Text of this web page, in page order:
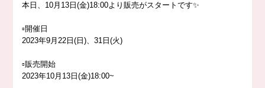
本日、10月13日(金)18:00より販売がスタートです✨
▫️開催日
2023年9月22日(日)、31日(火)
▫️販売開始
2023年10月13日(金)18:00~